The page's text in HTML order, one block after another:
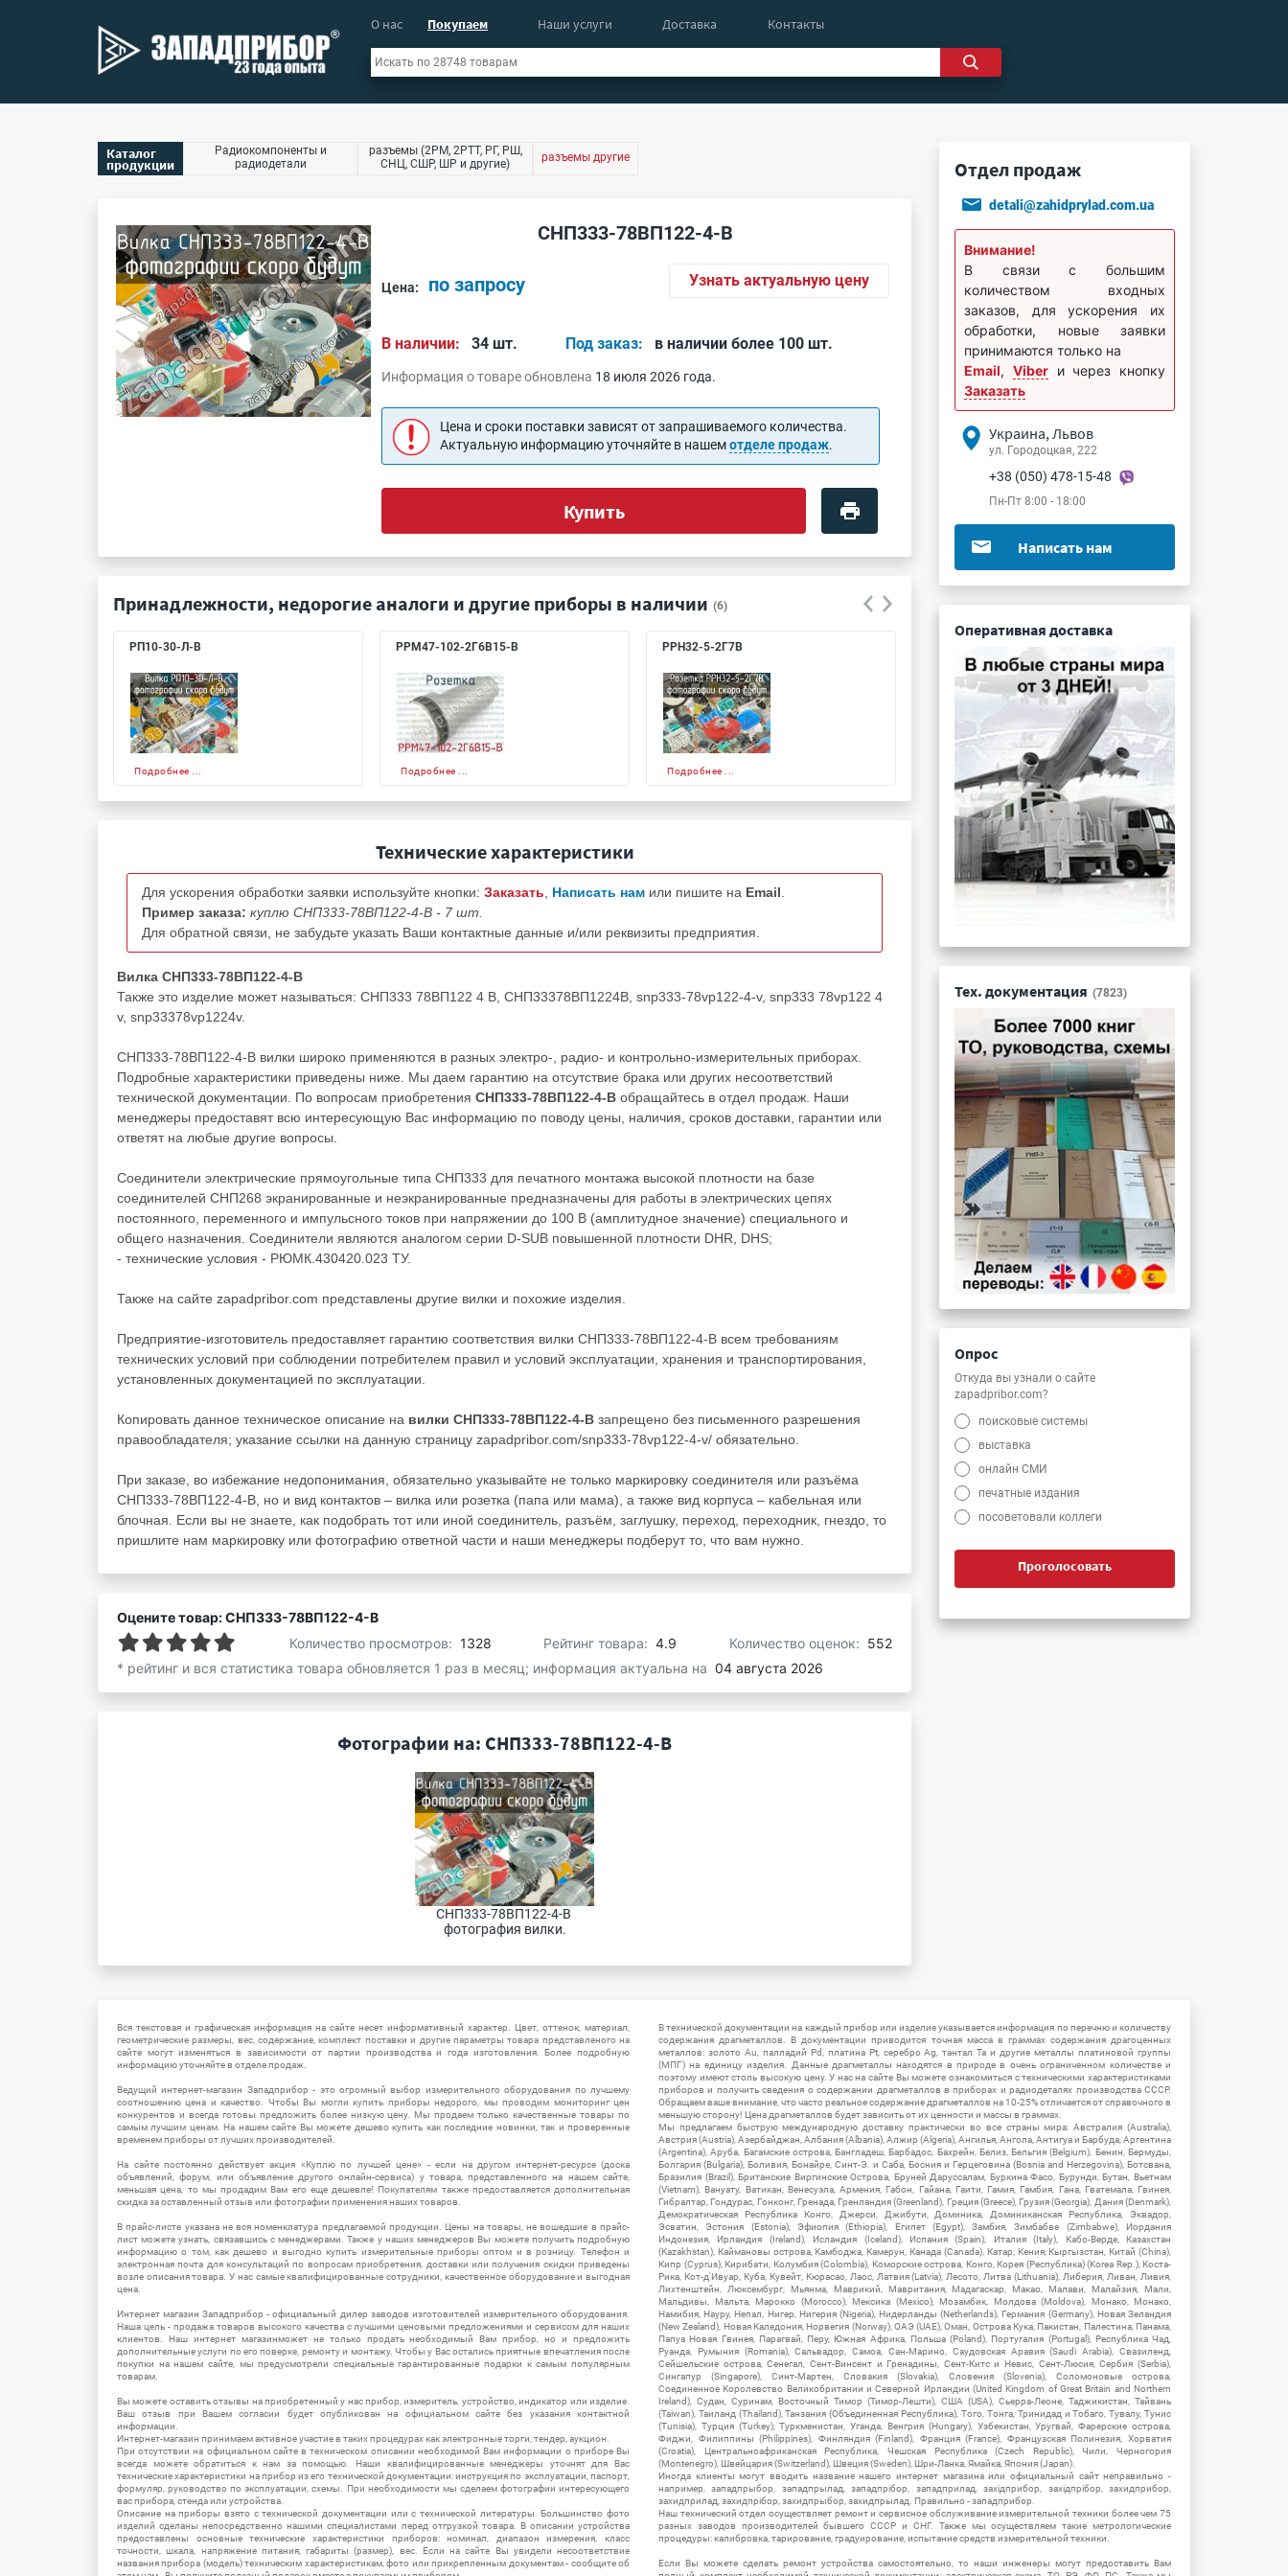
О нас Покупаем Наши услуги Доставка Контакты
Каталог
продукции
Радиокомпоненты и
радиодетали
разъемы (2РМ, 2РТТ, РГ, РШ,
СНЦ, СШР, ШР и другие)
разъемы другие
СНП333-78ВП122-4-В
Цена: по запросу Узнать актуальную цену
В наличии: 34 шт. Под заказ: в наличии более 100 шт.
Информация о товаре обновлена 18 июля 2026 года.
Цена и сроки поставки зависят от запрашиваемого количества.
Актуальную информацию уточняйте в нашемотделе продаж.
Купить
Принадлежности, недорогие аналоги и другие приборы в наличии (6)
РП10-30-Л-В
Подробнее ...
РРМ47-102-2Г6В15-В
Подробнее ...
РРН32-5-2Г7В
Подробнее ...
СНП333-15РП127-3-В
Подробнее ...
Технические характеристики
Для ускорения обработки заявки используйте кнопки: Заказать Написать нам или пишите на Email
Пример заказа: куплю СНП333-78ВП122-4-В - 7 шт.
Для обратной связи, не забудьте указать Ваши контактные данные и/или реквизиты предприятия.
Вилка СНП333-78ВП122-4-В
Также это изделие может называться: СНП333 78ВП122 4 В, СНП33378ВП1224В, snp333-78vp122-4-v, snp333 78vp122 4
v, snp33378vp1224v.
СНП333-78ВП122-4-В вилки широко применяются в разных электро-, радио- и контрольно-измерительных приборах.
Подробные характеристики приведены ниже. Мы даем гарантию на отсутствие брака или других несоответствий
технической документации. По вопросам приобретения СНП333-78ВП122-4-В обращайтесь в отдел продаж. Наши
менеджеры предоставят всю интересующую Вас информацию по поводу цены, наличия, сроков доставки, гарантии или
ответят на любые другие вопросы.
Соединители электрические прямоугольные типа СНП333 для печатного монтажа высокой плотности на базе
соединителей СНП268 экранированные и неэкранированные предназначены для работы в электрических цепях
постоянного, переменного и импульсного токов при напряжении до 100 В (амплитудное значение) специального и
общего назначения. Соединители являются аналогом серии D-SUB повышенной плотности DHR, DHS;
- технические условия - РЮМК.430420.023 ТУ.
Также на сайте zapadpribor.com представлены другие вилки и похожие изделия.
Предприятие-изготовитель предоставляет гарантию соответствия вилки СНП333-78ВП122-4-В всем требованиям
технических условий при соблюдении потребителем правил и условий эксплуатации, хранения и транспортирования,
установленных документацией по эксплуатации.
Копировать данное техническое описание на вилки СНП333-78ВП122-4-В запрещено без письменного разрешения
правообладателя; указание ссылки на данную страницу zapadpribor.com/snp333-78vp122-4-v/ обязательно.
При заказе, во избежание недопонимания, обязательно указывайте не только маркировку соединителя или разъёма
СНП333-78ВП122-4-В, но и вид контактов – вилка или розетка (папа или мама), а также вид корпуса – кабельная или
блочная. Если вы не знаете, как подобрать тот или иной соединитель, разъём, заглушку, переход, переходник, гнездо, то
пришлите нам маркировку или фотографию ответной части и наши менеджеры подберут то, что вам нужно.
Оцените товар: СНП333-78ВП122-4-В
Количество просмотров: 1328 Рейтинг товара: 4.9 Количество оценок: 552
* рейтинг и вся статистика товара обновляется 1 раз в месяц; информация актуальна на 04 августа 2026
Фотографии на: СНП333-78ВП122-4-В
СНП333-78ВП122-4-В
фотография вилки.
Отдел продаж
detali@zahidprylad.com.ua
Внимание!
В связи с большим
количеством входных
заказов, для ускорения их
обработки, новые заявки
принимаются только на
Email, Viberи через кнопку
Заказать
Украина, Львов
ул. Городоцкая, 222
+38 (050) 478-15-48
Пн-Пт 8:00 - 18:00
Написать нам
Оперативная доставка
Тех. документация (7823)
Опрос
Откуда вы узнали о сайте
zapadpribor.com?
поисковые системы
выставка
онлайн СМИ
печатные издания
посоветовали коллеги
Проголосовать
Вся текстовая и графическая информация на сайте несет информативный характер. Цвет, оттенок, материал,
геометрические размеры, вес, содержание, комплект поставки и другие параметры товара представленого на
сайте могут изменяться в зависимости от партии производства и года изготовления. Более подробную
информацию уточняйте в отделе продаж.
Ведущий интернет-магазин Западприбор - это огромный выбор измерительного оборудования по лучшему
соотношению цена и качество. Чтобы Вы могли купить приборы недорого, мы проводим мониторинг цен
конкурентов и всегда готовы предложить более низкую цену. Мы продаем только качественные товары по
самым лучшим ценам. На нашем сайте Вы можете дешево купить как последние новинки, так и проверенные
временем приборы от лучших производителей.
На сайте постоянно действует акция «Куплю по лучшей цене» - если на другом интернет-ресурсе (доска
объявлений, форум, или объявление другого онлайн-сервиса) у товара, представленного на нашем сайте,
меньшая цена, то мы продадим Вам его еще дешевле! Покупателям также предоставляется дополнительная
скидка за оставленный отзыв или фотографии применения наших товаров.
В прайс-листе указана не вся номенклатура предлагаемой продукции. Цены на товары, не вошедшие в прайс-
лист можете узнать, связавшись с менеджерами. Также у наших менеджеров Вы можете получить подробную
информацию о том, как дешево и выгодно купить измерительные приборы оптом и в розницу. Телефон и
электронная почта для консультаций по вопросам приобретения, доставки или получения скидки приведены
возле описания товара. У нас самые квалифицированные сотрудники, качественное оборудование и выгодная
цена.
Интернет магазин Западприбор - официальный дилер заводов изготовителей измерительного оборудования.
Наша цель - продажа товаров высокого качества с лучшими ценовыми предложениями и сервисом для наших
клиентов. Наш интернет магазинможет не только продать необходимый Вам прибор, но и предложить
дополнительные услуги по его поверке, ремонту и монтажу. Чтобы у Вас остались приятные впечатления после
покупки на нашем сайте, мы предусмотрели специальные гарантированные подарки к самым популярным
товарам.
Вы можете оставить отзывы на приобретенный у нас прибор, измеритель, устройство, индикатор или изделие.
Ваш отзыв при Вашем согласии будет опубликован на официальном сайте без указания контактной
информации.
Интернет-магазин принимаем активное участие в таких процедурах как электронные торги, тендер, аукцион.
При отсутствии на официальном сайте в техническом описании необходимой Вам информации о приборе Вы
всегда можете обратиться к нам за помощью. Наши квалифицированные менеджеры уточнят для Вас
технические характеристики на прибор из его технической документации: инструкция по эксплуатации, паспорт,
формуляр, руководство по эксплуатации, схемы. При необходимости мы сделаем фотографии интересующего
вас прибора, стенда или устройства.
Описание на приборы взято с технической документации или с технической литературы. Большинство фото
изделий сделаны непосредственно нашими специалистами перед отгрузкой товара. В описании устройства
предоставлены основные технические характеристики приборов: номинал, диапазон измерения, класс
точности, шкала, напряжение питания, габариты (размер), вес. Если на сайте Вы увидели несоответствие
названия прибора (модель) техническим характеристикам, фото или прикрепленным документам - сообщите об
В технической документации на каждый прибор или изделие указывается информация по перечню и количеству
содержания драгметаллов. В документации приводится точная масса в граммах содержания драгоценных
металлов: золото Au, палладий Pd, платина Pt, серебро Ag, тантал Ta и другие металлы платиновой группы
(МПГ) на единицу изделия. Данные драгметаллы находятся в природе в очень ограниченном количестве и
поэтому имеют столь высокую цену. У нас на сайте Вы можете ознакомиться с техническими характеристиками
приборов и получить сведения о содержании драгметаллов в приборах и радиодеталях производства СССР.
Обращаем ваше внимание, что часто реальное содержание драгметаллов на 10-25% отличается от справочного в
меньшую сторону! Цена драгметаллов будет зависить от их ценности и массы в граммах.
Мы предлагаем быструю международную доставку практически во все страны мира: Австралия (Australia),
Австрия (Austria), Азербайджан, Албания (Albania), Алжир (Algeria), Ангилья, Ангола, Антигуа и Барбуда, Аргентина
(Argentina), Аруба, Багамские острова, Бангладеш, Барбадос, Бахрейн, Белиз, Бельгия (Belgium), Бенин, Бермуды,
Болгария (Bulgaria), Боливия, Бонайре, Синт-Э. и Саба, Босния и Герцеговина (Bosnia and Herzegovina), Ботсвана,
Бразилия (Brazil), Британские Виргинские Острова, Бруней Даруссалам, Буркина Фасо, Бурунди, Бутан, Вьетнам
(Vietnam), Вануату, Ватикан, Венесуэла, Армения, Габон, Гайана, Гаити, Гамия, Гамбия, Гана, Гватемала, Гвинея,
Гибралтар, Гондурас, Гонконг, Гренада, Гренландия (Greenland), Греция (Greece), Грузия (Georgia), Дания (Denmark),
Демократическая Республика Конго, Джерси, Джибути, Доминика, Доминиканская Республика, Эквадор,
Эсватин, Эстония (Estonia), Эфиопия (Ethiopia), Египет (Egypt), Замбия, Зимбабве (Zimbabwe), Иордания
Индонезия, Ирландия (Ireland), Исландия (Iceland), Испания (Spain), Италия (Italy), Кабо-Верде, Казахстан
(Kazakhstan), Каймановы острова, Камбоджа, Камерун, Канада (Canada), Катар, Кения, Кыргызстан, Китай (China),
Кипр (Cyprus), Кирибати, Колумбия (Colombia), Коморские острова, Конго, Корея (Республика) (Korea Rep.), Коста-
Рика, Кот-д'Ивуар, Куба, Кувейт, Кюрасао, Лаос, Латвия (Latvia), Лесото, Литва (Lithuania), Либерия, Ливан, Ливия,
Лихтенштейн, Люксембург, Мьянма, Маврикий, Мавритания, Мадагаскар, Макао, Малави, Малайзия, Мали,
Мальдивы, Мальта, Марокко (Morocco), Мексика (Mexico), Мозамбик, Молдова (Moldova), Монако, Монако,
Намибия, Науру, Непал, Нигер, Нигерия (Nigeria), Нидерланды (Netherlands), Германия (Germany), Новая Зеландия
(New Zealand), Новая Каледония, Норвегия (Norway), ОАЭ (UAE), Оман, Острова Кука, Пакистан, Палестина, Панама,
Папуа Новая Гвинея, Парагвай, Перу, Южная Африка, Польша (Poland), Португалия (Portugal), Республика Чад,
Руанда, Румыния (Romania), Сальвадор, Самоа, Сан-Марино, Саудовская Аравия (Saudi Arabia), Свазиленд,
Сейшельские острова, Сенегал, Сент-Винсент и Гренадины, Сент-Китс и Невис, Сент-Люсия, Сербия (Serbia),
Сингапур (Singapore), Синт-Мартен, Словакия (Slovakia), Словения (Slovenia), Соломоновые острова,
Соединенное Королевство Великобритании и Северной Ирландии (United Kingdom of Great Britain and Northern
Ireland), Судан, Суринам, Восточный Тимор (Тимор-Лешти), США (USA), Сьерра-Леоне, Таджикистан, Тайвань
(Taiwan), Таиланд (Thailand), Танзания (Объединенная Республика), Того, Тонга, Тринидад и Тобаго, Тувалу, Тунис
(Tunisia), Турция (Turkey), Туркменистан, Уганда, Венгрия (Hungary), Узбекистан, Уругвай, Фарерские острова,
Фиджи, Филиппины (Philippines), Финляндия (Finland), Франция (France), Французская Полинезия, Хорватия
(Croatia), Центральноафриканская Республика, Чешская Республика (Czech Republic), Чили, Черногория
(Montenegro), Швейцария (Switzerland), Швеция (Sweden), Шри-Ланка, Ямайка, Япония (Japan).
Иногда клиенты могут вводить название нашего интернет магазина или официальный сайт неправильно -
например, западпрыбор, западпрылад, западпрібор, западприлад, західприбор, західпрібор, захидприбор,
захидприлад, захидпрібор, захидпрыбор, захидпрылад. Правильно - западприбор.
Наш технический отдел осуществляет ремонт и сервисное обслуживание измерительной техники более чем 75
разных заводов производителей бывшего СССР и СНГ. Также мы осуществляем такие метрологические
процедуры: калибровка, тарирование, градуирование, испытание средств измерительной техники.
Если Вы можете сделать ремонт устройства самостоятельно, то наши инженеры могут предоставить Вам